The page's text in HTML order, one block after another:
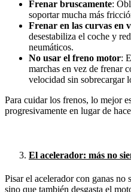
Frenar bruscamente:
soportar mucha más
Frenar en las curvas en
desestabiliza el coche y
neumáticos.
No usar el freno motor:
marchas en vez de frenar
velocidad sin sobrecargar
Para cuidar los frenos, lo mejor
progresivamente en lugar de
El acelerador: más no
Pisar el acelerador con ganas no
sino que también desgasta el